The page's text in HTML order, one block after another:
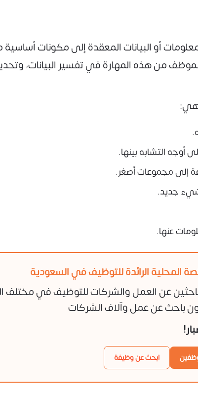
أو البيانات المعقدة إلى مكونات
من هذه المهارة في تفسير البيانات،
التشابه بينها.
إلى مجموعات أصغر.
شيء جديد.
عنها.
المحلية الرائدة للتوظيف في السعودية
عن العمل والشركات للتوظيف في مختلف
باحث عن عمل وآلاف الشركات
ابحث عن وظيفة